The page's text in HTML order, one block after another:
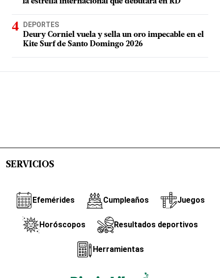
la estrella internacional que debutará en RD
DEPORTES
Deury Corniel vuela y sella un oro impecable en el
Kite Surf de Santo Domingo 2026
SERVICIOS
Efemérides Cumpleaños Juegos
Horóscopos Resultados deportivos
Herramientas